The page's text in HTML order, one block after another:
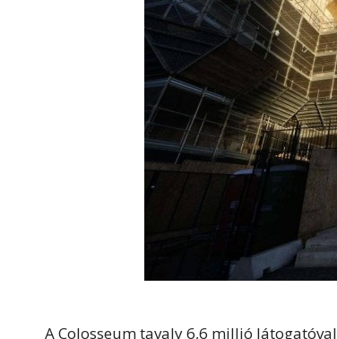
A Colosseum tavaly 6,6 millió látogatóval